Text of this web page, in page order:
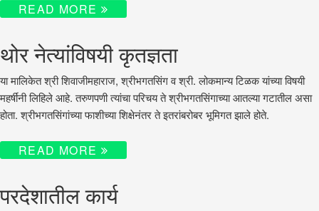
READ MORE
थोर नेत्यांविषयी कृतज्ञता
या मालिकेत श्री शिवाजीमहाराज, श्रीभगतसिंग व श्री. लोकमान्य टिळक यांच्या विषयी
महर्षींनी लिहिले आहे. तरुणपणी त्यांचा परिचय ते श्रीभगतसिंगाच्या आतल्या गटातील असा
होता. श्रीभगतसिंगांच्या फाशीच्या शिक्षेनंतर ते इतरांबरोबर भूमिगत झाले होते.
READ MORE
परदेशातील कार्य